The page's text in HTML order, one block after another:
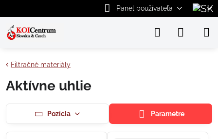
Panel používateľa
Filtračné materiály
Aktívne uhlie
Pozícia Parametre